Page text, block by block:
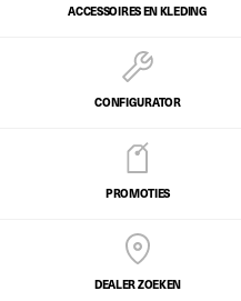
ACCESSOIRES EN KLEDING
CONFIGURATOR
PROMOTIES
DEALER ZOEKEN